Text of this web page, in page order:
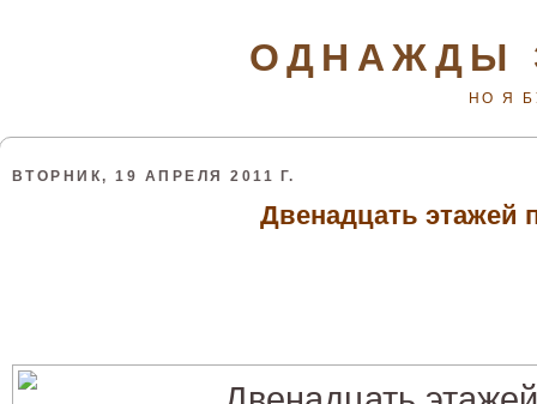
ОДНАЖДЫ
НО Я
ВТОРНИК, 19 АПРЕЛЯ 2011 Г.
Двенадцать этажей